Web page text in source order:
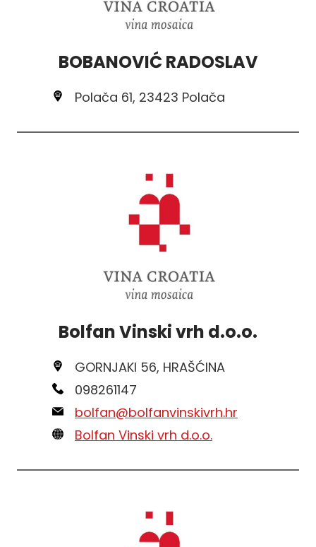
BOBANOVIĆ RADOSLAV
Polača 61, 23423 Polača
Bolfan Vinski vrh d.o.o.
GORNJAKI 56, HRAŠĆINA
098261147
bolfan@bolfanvinskivrh.hr
Bolfan Vinski vrh d.o.o.